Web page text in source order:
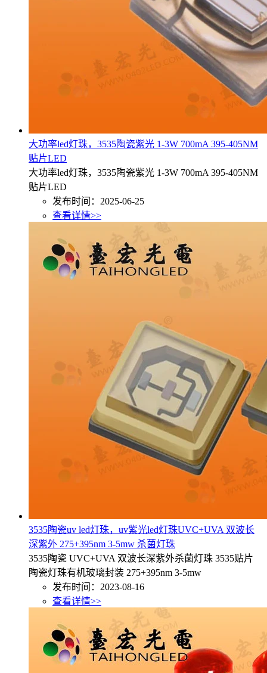
大功率led灯珠，3535陶瓷紫光 1-3W 700mA 395-405NM
贴片LED
大功率led灯珠，3535陶瓷紫光 1-3W 700mA 395-405NM
贴片LED
发布时间：2025-06-25
查看详情>>
3535陶瓷uv led灯珠，uv紫光led灯珠UVC+UVA 双波长
深紫外 275+395nm 3-5mw 杀菌灯珠
3535陶瓷 UVC+UVA 双波长深紫外杀菌灯珠 3535贴片
陶瓷灯珠有机玻璃封装 275+395nm 3-5mw
发布时间：2023-08-16
查看详情>>